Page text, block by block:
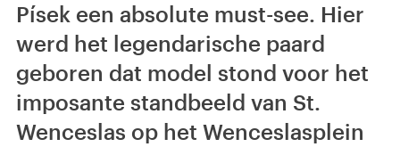
Písek een absolute must-see. Hier
werd het legendarische paard
geboren dat model stond voor het
imposante standbeeld van St.
Wenceslas op het Wenceslasplein